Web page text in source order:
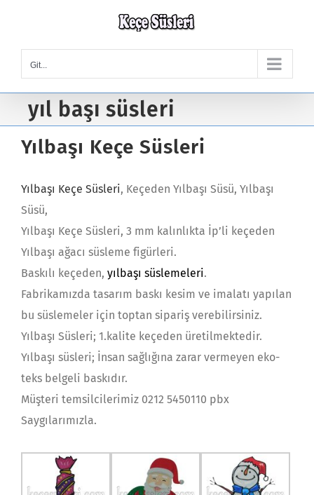
content
Git...
yıl başı süsleri
Yılbaşı Keçe Süsleri
Yılbaşı Keçe Süsleri, Keçeden Yılbaşı Süsü, Yılbaşı
Süsü,
Yılbaşı Keçe Süsleri, 3 mm kalınlıkta İp’li keçeden
Yılbaşı ağacı süsleme figürleri.
Baskılı keçeden, yılbaşı süslemeleri.
Fabrikamızda tasarım baskı kesim ve imalatı yapılan
bu süslemeler için toptan sipariş verebilirsiniz.
Yılbaşı Süsleri; 1.kalite keçeden üretilmektedir.
Yılbaşı süsleri; İnsan sağlığına zarar vermeyen eko-
teks belgeli baskıdır.
Müşteri temsilcilerimiz 0212 5450110 pbx
Saygılarımızla.